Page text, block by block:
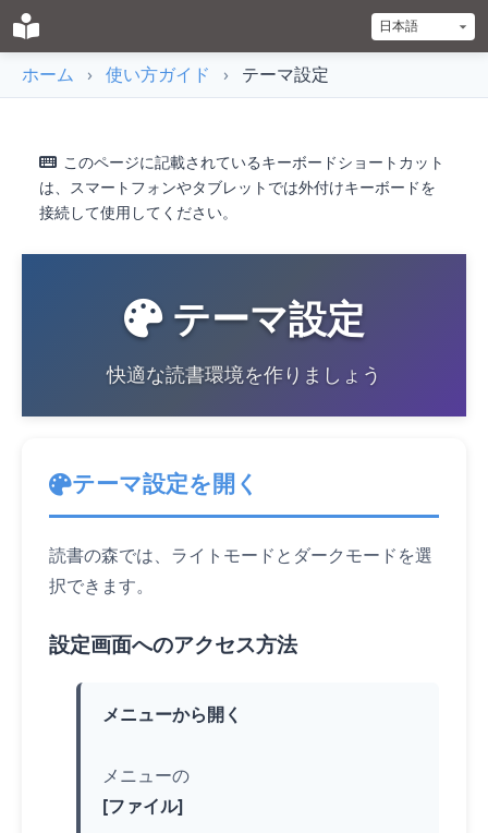
ホーム › 使い方ガイド › テーマ設定
このページに記載されているキーボードショートカット
は、スマートフォンやタブレットでは外付けキーボードを
接続して使用してください。
テーマ設定
快適な読書環境を作りましょう
テーマ設定を開く
読書の森では、ライトモードとダークモードを選
択できます。
設定画面へのアクセス方法
メニューから開く
メニューの
[ファイル]